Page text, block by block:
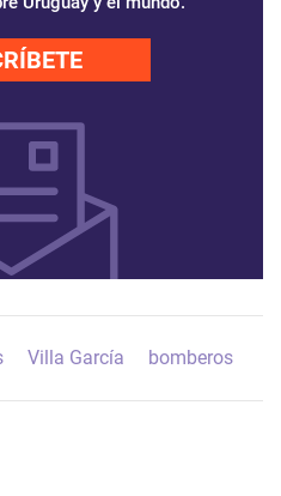
Villa García bomberos